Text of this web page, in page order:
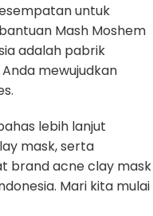
untuk
Mash Moshem
adalah pabrik
mewujudkan
lebih lanjut
mask, serta
brand acne clay mask
Mari kita mulai